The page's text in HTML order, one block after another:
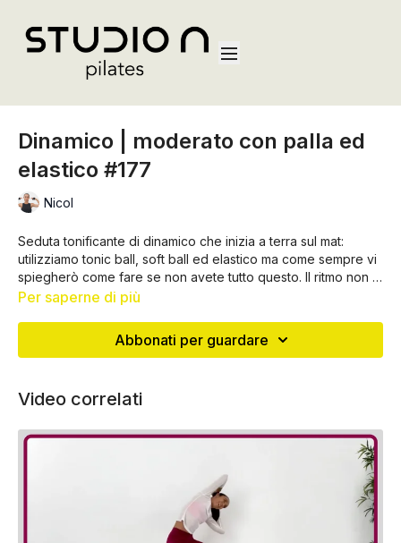
Dinamico | moderato con palla ed
elastico #177
Nicol
Seduta tonificante di dinamico che inizia a terra sul mat:
utilizziamo tonic ball, soft ball ed elastico ma come sempre vi
spiegherò come fare se non avete tutto questo. Il ritmo non è
troppo forte così da trovare una buona coordinazione e
Per saperne di più
Abbonati per guardare
Video correlati